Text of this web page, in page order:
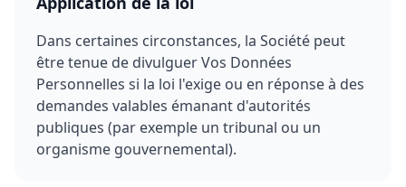
Dans certaines circonstances, la Société peut
être tenue de divulguer Vos Données
Personnelles si la loi l'exige ou en réponse à des
demandes valables émanant d'autorités
publiques (par exemple un tribunal ou un
organisme gouvernemental).